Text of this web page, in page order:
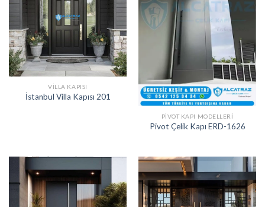
VILLA KAPISI
İstanbul Villa Kapısı 201
PIVOT KAPI MODELLERI
Pivot Çelik Kapı ERD-1626